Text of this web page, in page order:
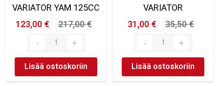
VARIATOR YAM 125CC
123,00 €
217,00 €
Lisää ostoskoriin
VARIATOR
31,00 €
35,50 €
Lisää ostoskoriin